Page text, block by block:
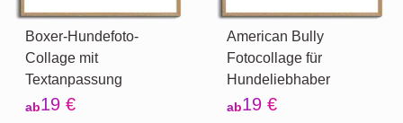
Boxer-Hundefoto-
Collage mit
Textanpassung
ab19 €
American Bully
Fotocollage für
Hundeliebhaber
ab19 €